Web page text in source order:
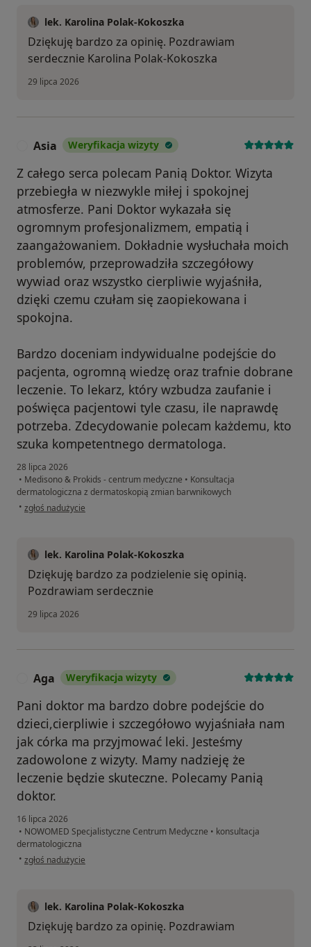
lek. Karolina Polak-Kokoszka
Dziękuję bardzo za opinię. Pozdrawiam
serdecznie Karolina Polak-Kokoszka
29 lipca 2026
Asia Weryfikacja wizyty
Z całego serca polecam Panią Doktor. Wizyta
przebiegła w niezwykle miłej i spokojnej
atmosferze. Pani Doktor wykazała się
ogromnym profesjonalizmem, empatią i
zaangażowaniem. Dokładnie wysłuchała moich
problemów, przeprowadziła szczegółowy
wywiad oraz wszystko cierpliwie wyjaśniła,
dzięki czemu czułam się zaopiekowana i
spokojna.
Bardzo doceniam indywidualne podejście do
pacjenta, ogromną wiedzę oraz trafnie dobrane
leczenie. To lekarz, który wzbudza zaufanie i
poświęca pacjentowi tyle czasu, ile naprawdę
potrzeba. Zdecydowanie polecam każdemu, kto
szuka kompetentnego dermatologa.
28 lipca 2026
• Medisono & Prokids - centrum medyczne • Konsultacja
dermatologiczna z dermatoskopią zmian barwnikowych
• w opinii użytkownika Asia
zgłoś nadużycie
lek. Karolina Polak-Kokoszka
Dziękuję bardzo za podzielenie się opinią.
Pozdrawiam serdecznie
29 lipca 2026
Aga Weryfikacja wizyty
Pani doktor ma bardzo dobre podejście do
dzieci,cierpliwie i szczegółowo wyjaśniała nam
jak córka ma przyjmować leki. Jesteśmy
zadowolone z wizyty. Mamy nadzieję że
leczenie będzie skuteczne. Polecamy Panią
doktor.
16 lipca 2026
• NOWOMED Specjalistyczne Centrum Medyczne • konsultacja
dermatologiczna
• w opinii użytkownika Aga
zgłoś nadużycie
lek. Karolina Polak-Kokoszka
Dziękuję bardzo za opinię. Pozdrawiam